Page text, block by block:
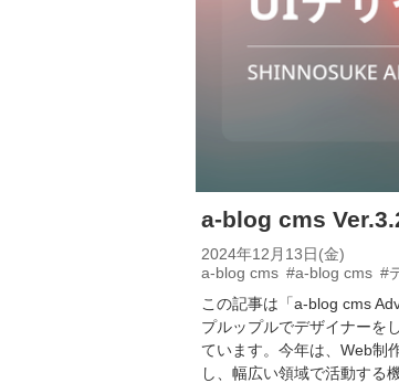
a-blog cms
2024年12月13日(金)
a-blog cms #a-blog cms #
この記事は「a-blog cms
プルップルでデザイナーを
ています。今年は、Web制
し、幅広い領域で活動する